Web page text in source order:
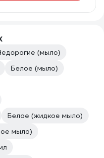
(мыло)
Белое (мыло)
Белое (жидкое мыло)
мыло)